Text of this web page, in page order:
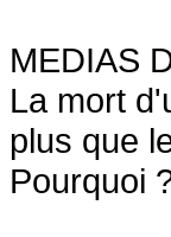
MEDIAS
La mort
plus que
Pourquoi